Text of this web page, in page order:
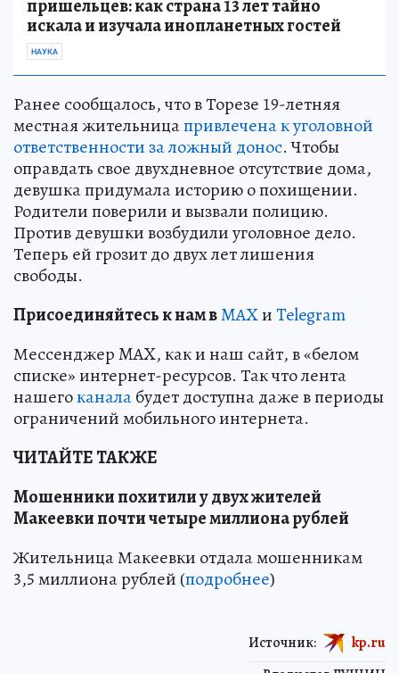
пришельцев: как страна 13 лет тайно
искала и изучала инопланетных гостей
НАУКА
Ранее сообщалось, что в Торезе 19-летняя
местная жительницапривлечена к уголовной
ответственности за ложный донос. Чтобы
оправдать свое двухдневное отсутствие дома,
девушка придумала историю о похищении.
Родители поверили и вызвали полицию.
Против девушки возбудили уголовное дело.
Теперь ей грозит до двух лет лишения
свободы.
Присоединяйтесь к нам вMAXиTelegram
Мессенджер MAX, как и наш сайт, в «белом
списке» интернет-ресурсов. Так что лента
нашегоканалабудет доступна даже в периоды
ограничений мобильного интернета.
ЧИТАЙТЕ ТАКЖЕ
Мошенники похитили у двух жителей
Макеевки почти четыре миллиона рублей
Жительница Макеевки отдала мошенникам
3,5 миллиона рублей (подробнее)
Источник: kp.ru